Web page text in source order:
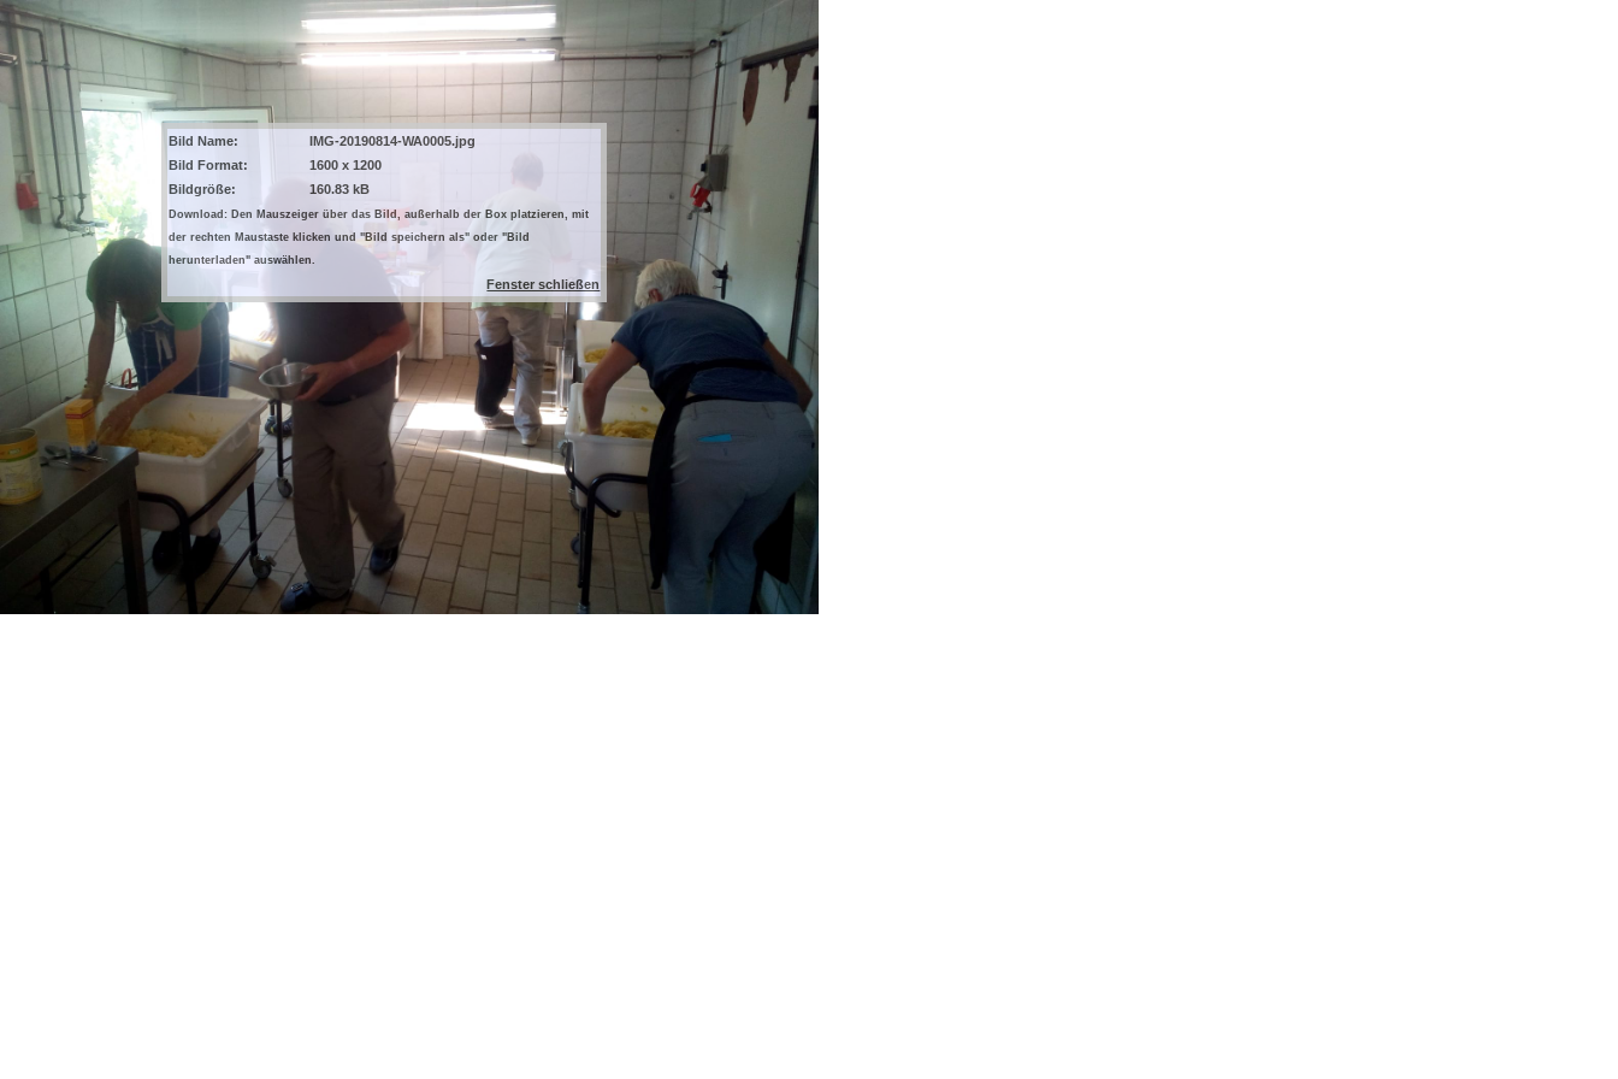
Bild Name:
IMG-20190814-WA0005.jpg
Bild Format:
1600 x 1200
Bildgröße:
160.83 kB
Download: Den Mauszeiger über das Bild, außerhalb der Box platzieren, mit
der rechten Maustaste klicken und "Bild speichern als" oder "Bild
herunterladen" auswählen.
Fenster schließen